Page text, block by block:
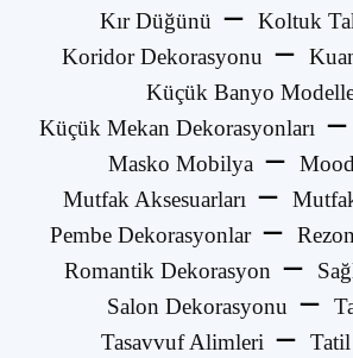
Kır Düğünü
Koltuk
Koridor Dekorasyonu
Küçük Banyo
Küçük Mekan Dekorasyonları
Masko Mobilya
Mutfak Aksesuarları
Pembe Dekorasyonlar
Romantik Dekorasyon
Salon Dekorasyonu
Tasavvuf Alimleri